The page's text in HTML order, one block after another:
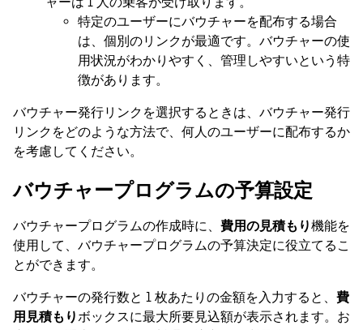
特定のユーザーにバウチャーを配布する場合
は、個別のリンクが最適です。バウチャーの使
用状況がわかりやすく、管理しやすいという特
徴があります。
バウチャー発行リンクを選択するときは、バウチャー発行
リンクをどのような方法で、何人のユーザーに配布するか
を考慮してください。
バウチャープログラムの予算設定
バウチャープログラムの作成時に、 費用の見積もり機能を
使用して、バウチャープログラムの予算決定に役立てるこ
とができます。
バウチャーの発行数と 1 枚あたりの金額を入力すると、 費
用見積もりボックスに最大所要見込額が表示されます。お